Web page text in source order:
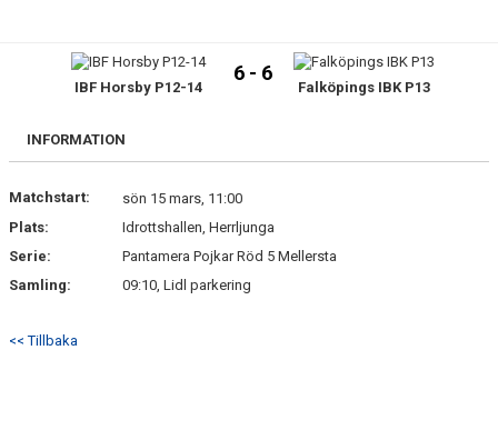
BILDGALLERI
KONTAKT
IBF Horsby P12-14
6 - 6
Falköpings IBK P13
INFORMATION
Matchstart:
sön 15 mars, 11:00
Plats:
Idrottshallen, Herrljunga
Serie:
Pantamera Pojkar Röd 5 Mellersta
Samling:
09:10, Lidl parkering
<< Tillbaka